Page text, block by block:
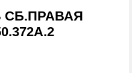
СБ.ПРАВАЯ